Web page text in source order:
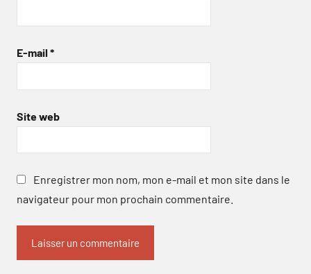
E-mail *
Site web
Enregistrer mon nom, mon e-mail et mon site dans le
navigateur pour mon prochain commentaire.